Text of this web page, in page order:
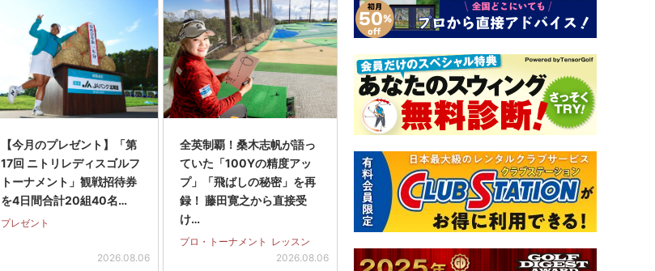
【今月のプレゼント】「第
17回 ニトリレディスゴルフ
トーナメント」観戦招待券
を4日間合計20組40名…
プレゼント
2026.08.06
全英制覇！桑木志帆が語っ
ていた「100Yの精度アッ
プ」「飛ばしの秘密」を再
録！ 藤田寛之から直接受
け…
プロ・トーナメント レッスン
2026.08.06